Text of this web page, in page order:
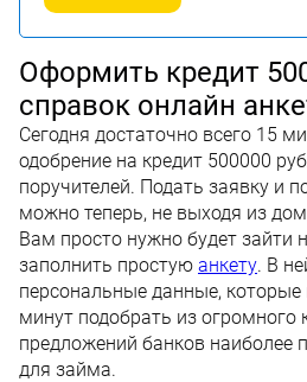
Оформить кредит
справок онлайн
Сегодня достаточно всего 15
одобрение на кредит 500000
поручителей. Подать заявку и
можно теперь, не выходя из
Вам просто нужно будет зайти
заполнить простую анкету. В
персональные данные, которые
минут подобрать из огромного
предложений банков наиболее
для займа.